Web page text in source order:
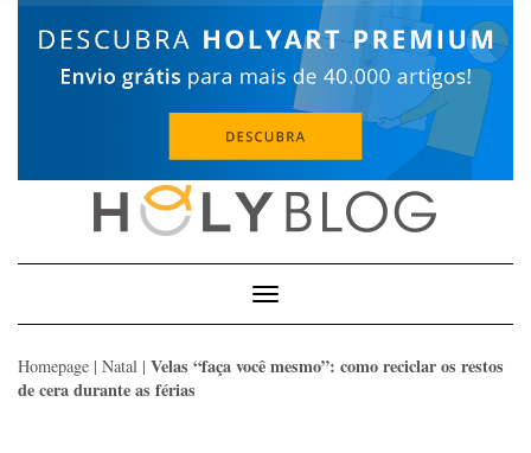
Toggle
Navigation
Homepage | Natal | Velas “faça você mesmo”: como reciclar os restos
de cera durante as férias